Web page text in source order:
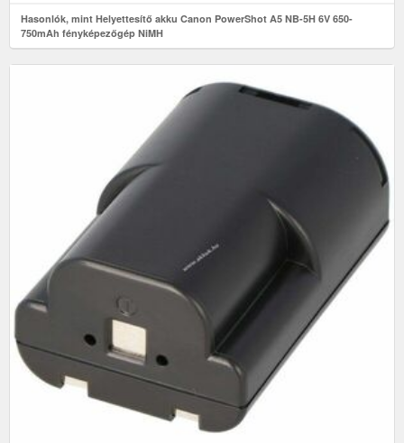
Hasonlók, mint Helyettesítő akku Canon PowerShot A5 NB-5H 6V 650-
750mAh fényképezőgép NiMH